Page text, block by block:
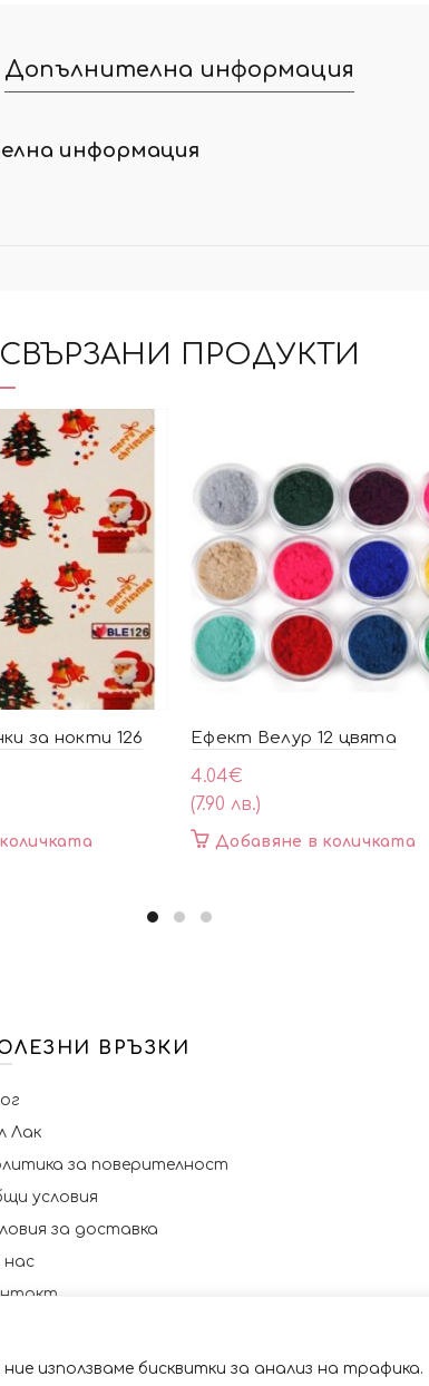
използваме бисквитки за анализ на трафика.
Допълнителна информация
информация
СВЪРЗАНИ ПРОДУКТИ
за нокти 126 Ефект Велур 12 цвята
4.04€
(7.90 лв.)
Добавяне в количката
ВРЪЗКИ
Лак
за поверителност
условия
за доставка
нас